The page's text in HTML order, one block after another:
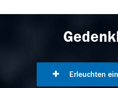
Erleuchten